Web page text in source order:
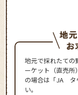
地元で採れたて
ーケット（直売所
の場合は「JA タ
い。